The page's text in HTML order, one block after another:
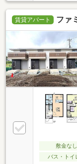
賃貸アパート ファ
敷金なし
バス・トイ